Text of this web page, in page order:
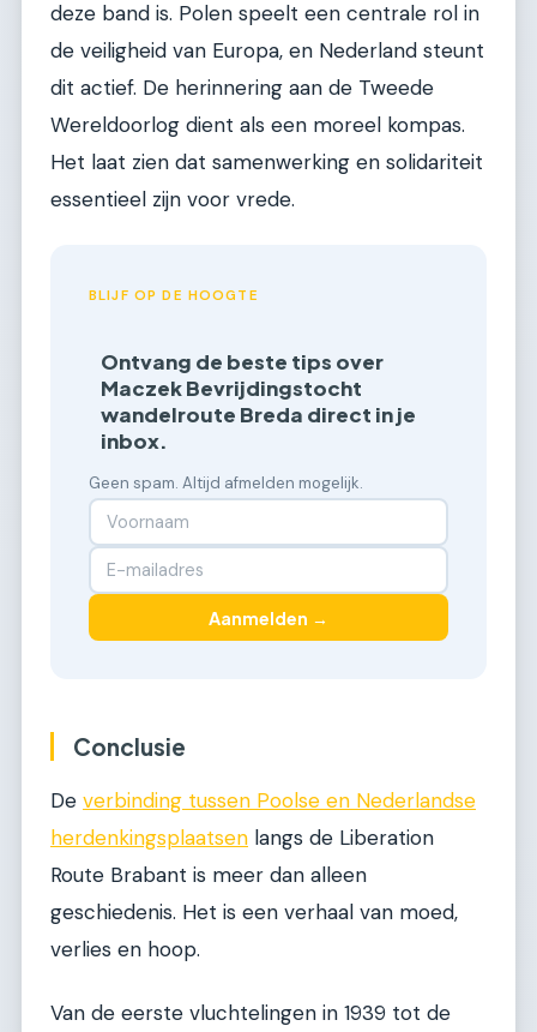
deze band is. Polen speelt een centrale rol in
de veiligheid van Europa, en Nederland steunt
dit actief. De herinnering aan de Tweede
Wereldoorlog dient als een moreel kompas.
Het laat zien dat samenwerking en solidariteit
essentieel zijn voor vrede.
BLIJF OP DE HOOGTE
Ontvang de beste tips over
Maczek Bevrijdingstocht
wandelroute Breda direct in je
inbox.
Geen spam. Altijd afmelden mogelijk.
Aanmelden →
Conclusie
De verbinding tussen Poolse en Nederlandse
herdenkingsplaatsen langs de Liberation
Route Brabant is meer dan alleen
geschiedenis. Het is een verhaal van moed,
verlies en hoop.
Van de eerste vluchtelingen in 1939 tot de